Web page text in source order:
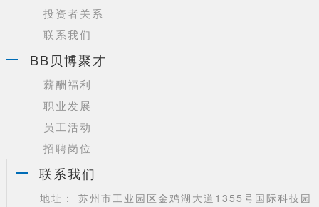
投资者关系
联系我们
BB贝博聚才
薪酬福利
职业发展
员工活动
招聘岗位
联系我们
地址： 苏州市工业园区金鸡湖大道1355号国际科技园